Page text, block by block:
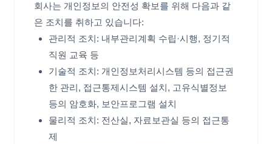
회사는 개인정보의 안전성 확보를 위해 다음과 같
은 조치를 취하고 있습니다:
관리적 조치: 내부관리계획 수립·시행, 정기적
직원 교육 등
기술적 조치: 개인정보처리시스템 등의 접근권
한 관리, 접근통제시스템 설치, 고유식별정보
등의 암호화, 보안프로그램 설치
물리적 조치: 전산실, 자료보관실 등의 접근통
제